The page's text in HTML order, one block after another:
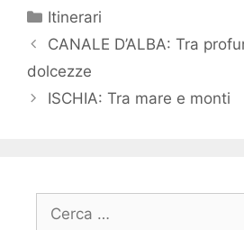
Categorie
Itinerari
CANALE D’ALBA: Tra
dolcezze
ISCHIA: Tra mare e monti
Ricerca